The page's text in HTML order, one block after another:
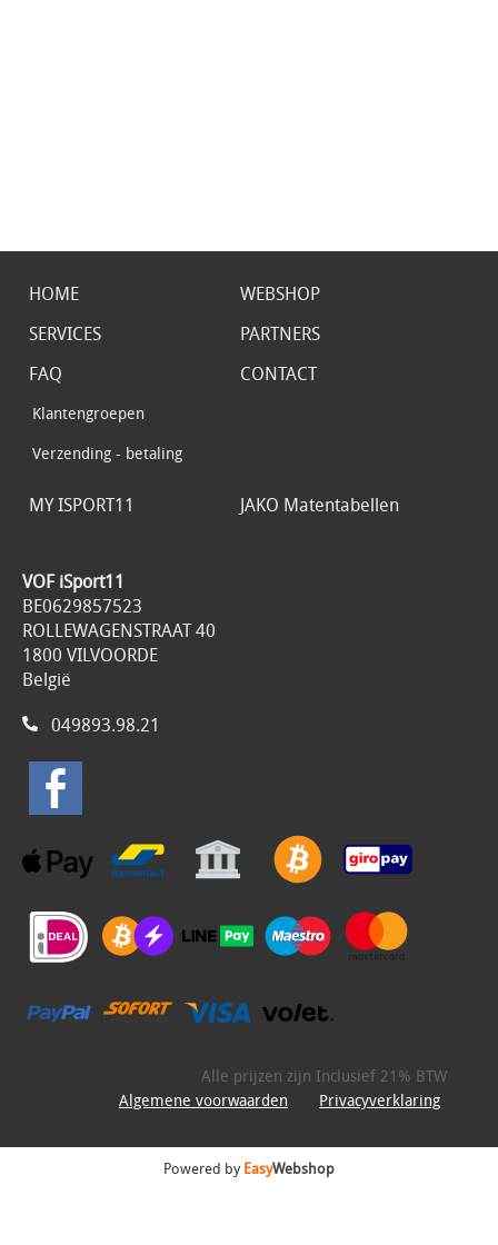
HOME
WEBSHOP
SERVICES
PARTNERS
FAQ
Klantengroepen
Verzending - betaling
CONTACT
MY ISPORT11 JAKO Matentabellen
VOF iSport11
BE0629857523
ROLLEWAGENSTRAAT 40
1800 VILVOORDE
België
049893.98.21
Alle prijzen zijn Inclusief 21% BTW
Algemene voorwaarden
Privacyverklaring
Powered byEasyWebshop